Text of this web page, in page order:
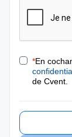
*En
de Cvent.